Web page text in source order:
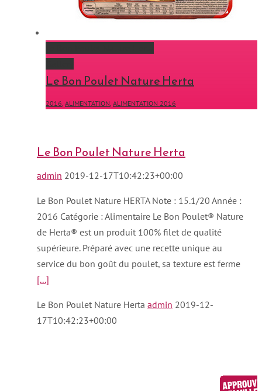
Le Bon Poulet Nature Herta
2016, ALIMENTATION, ALIMENTATION 2016
Le Bon Poulet Nature Herta
admin 2019-12-17T10:42:23+00:00
Le Bon Poulet Nature HERTA Note : 15.1/20 Année :
2016 Catégorie : Alimentaire Le Bon Poulet® Nature
de Herta® est un produit 100% filet de qualité
supérieure. Préparé avec une recette unique au
service du bon goût du poulet, sa texture est ferme
[...]
Le Bon Poulet Nature Herta admin 2019-12-
17T10:42:23+00:00